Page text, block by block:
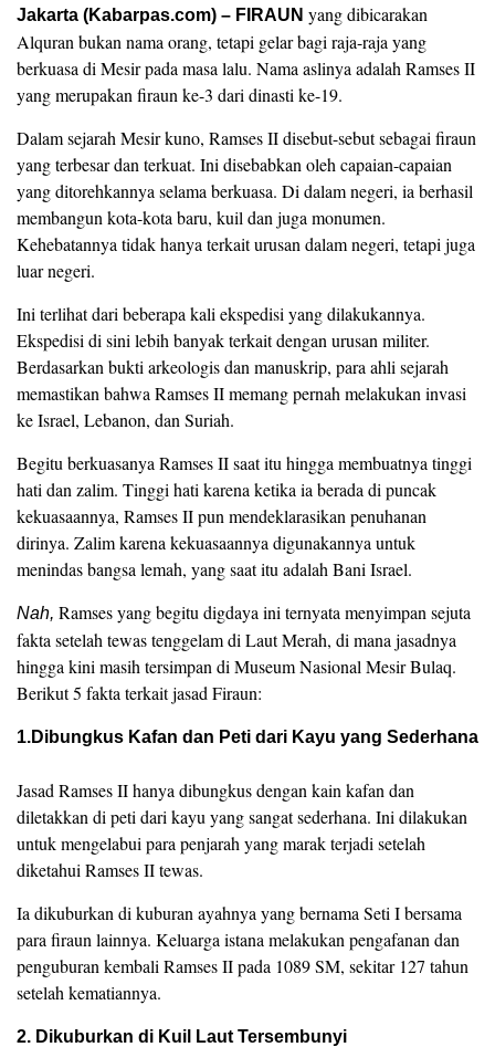
Jakarta (Kabarpas.com) – FIRAUN yang dibicarakan
Alquran bukan nama orang, tetapi gelar bagi raja-raja yang
berkuasa di Mesir pada masa lalu. Nama aslinya adalah Ramses II
yang merupakan firaun ke-3 dari dinasti ke-19.
Dalam sejarah Mesir kuno, Ramses II disebut-sebut sebagai firaun
yang terbesar dan terkuat. Ini disebabkan oleh capaian-capaian
yang ditorehkannya selama berkuasa. Di dalam negeri, ia berhasil
membangun kota-kota baru, kuil dan juga monumen.
Kehebatannya tidak hanya terkait urusan dalam negeri, tetapi juga
luar negeri.
Ini terlihat dari beberapa kali ekspedisi yang dilakukannya.
Ekspedisi di sini lebih banyak terkait dengan urusan militer.
Berdasarkan bukti arkeologis dan manuskrip, para ahli sejarah
memastikan bahwa Ramses II memang pernah melakukan invasi
ke Israel, Lebanon, dan Suriah.
Begitu berkuasanya Ramses II saat itu hingga membuatnya tinggi
hati dan zalim. Tinggi hati karena ketika ia berada di puncak
kekuasaannya, Ramses II pun mendeklarasikan penuhanan
dirinya. Zalim karena kekuasaannya digunakannya untuk
menindas bangsa lemah, yang saat itu adalah Bani Israel.
Nah, Ramses yang begitu digdaya ini ternyata menyimpan sejuta
fakta setelah tewas tenggelam di Laut Merah, di mana jasadnya
hingga kini masih tersimpan di Museum Nasional Mesir Bulaq.
Berikut 5 fakta terkait jasad Firaun:
1.Dibungkus Kafan dan Peti dari Kayu yang Sederhana
Jasad Ramses II hanya dibungkus dengan kain kafan dan
diletakkan di peti dari kayu yang sangat sederhana. Ini dilakukan
untuk mengelabui para penjarah yang marak terjadi setelah
diketahui Ramses II tewas.
Ia dikuburkan di kuburan ayahnya yang bernama Seti I bersama
para firaun lainnya. Keluarga istana melakukan pengafanan dan
penguburan kembali Ramses II pada 1089 SM, sekitar 127 tahun
setelah kematiannya.
2. Dikuburkan di Kuil Laut Tersembunyi